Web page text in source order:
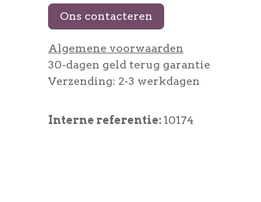
Ons contacteren
Algemene voorwaarden
30-dagen geld terug garantie
Verzending: 2-3 werkdagen
Interne referentie: 10174